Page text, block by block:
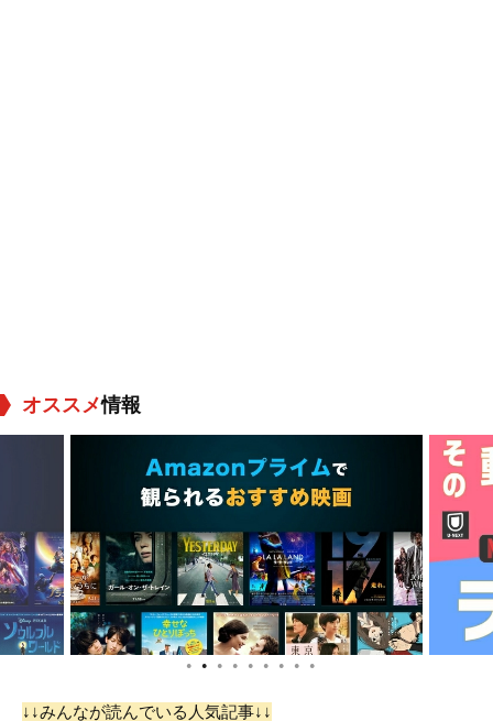
オススメ情報
● ● ● ● ● ● ● ● ●
↓↓みんなが読んでいる人気記事↓↓